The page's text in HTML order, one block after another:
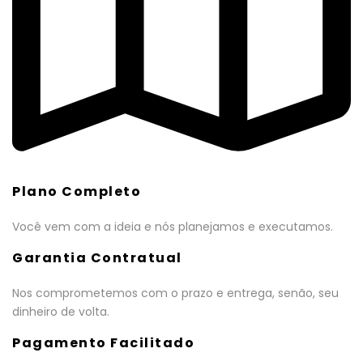
Plano Completo
Você vem com a ideia e nós planejamos e executamos.
Garantia Contratual
Nos comprometemos com o prazo e entrega, senão, seu
dinheiro de volta.
Pagamento Facilitado